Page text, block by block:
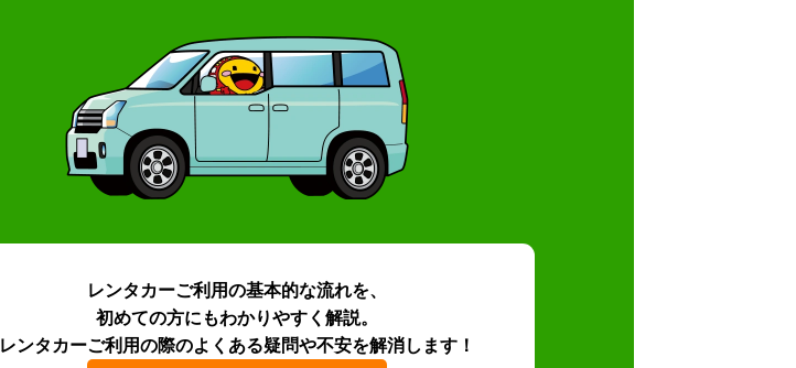
レンタカーご利用の基本的な流れを、
初めての方にもわかりやすく解説。
レンタカーご利用の際のよくある疑問や不安を解消します！